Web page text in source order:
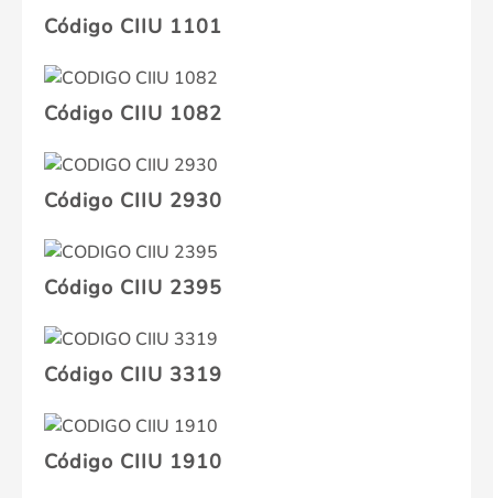
Código CIIU 1101
Código CIIU 1082
Código CIIU 2930
Código CIIU 2395
Código CIIU 3319
Código CIIU 1910